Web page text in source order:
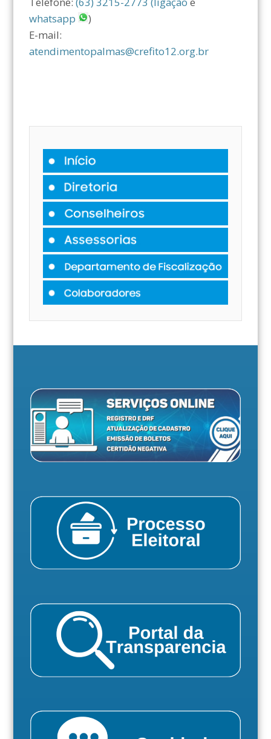
whatsapp
)
E-mail:
atendimentopalmas@crefito12.org.br